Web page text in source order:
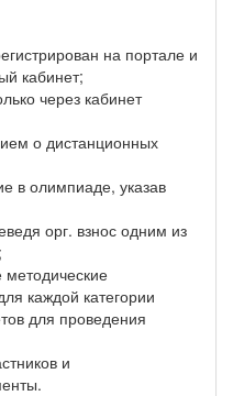
на портале и
кабинет;
через кабинет
о дистанционных
в олимпиаде, указав
орг. взнос одним из
методические
каждой категории
для проведения
и